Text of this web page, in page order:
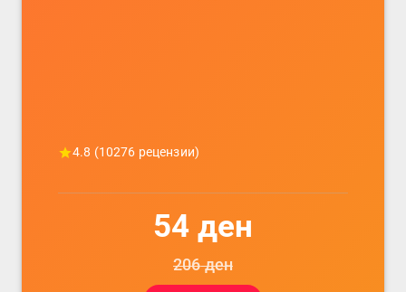
4.8 (10276 рецензии)
54 ден
206ден